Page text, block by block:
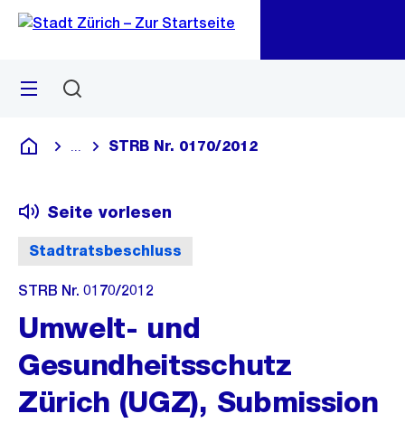
Navigation
Sprunglink
Menü
Deutsch
Blende alle Breadcrumbs ein
STRB Nr. 0170/2012
Stadtratsbeschluss
Seite vorlesen
STRB Nr. 0170/2012
Umwelt- und
Gesundheitsschutz
Zürich (UGZ), Submission